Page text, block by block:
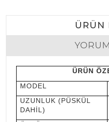
ÜRÜN
ÜRÜN
MODEL
UZUNLUK (PÜSKÜL
DAHİL)